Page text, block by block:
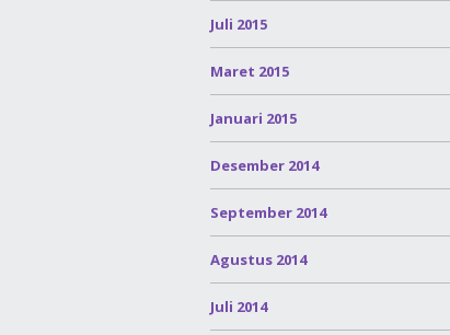
Juli 2015
Maret 2015
Januari 2015
Desember 2014
September 2014
Agustus 2014
Juli 2014